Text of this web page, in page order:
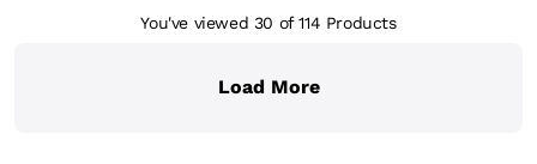
You've viewed 30 of 114 Products
Load More